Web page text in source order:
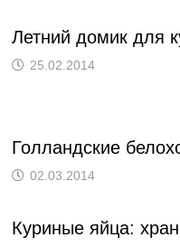
Летний домик для
25.02.2014
Голландские
02.03.2014
Куриные яйца: